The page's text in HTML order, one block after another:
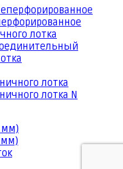
лотка
лотка
лотка N
мм)
мм)